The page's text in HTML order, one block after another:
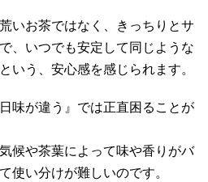
いお茶ではなく、きっちりとサ
、いつでも安定して同じような
いう、安心感を感じられます。
味が違う』では正直困ることが
候や茶葉によって味や香りがバ
使い分けが難しいのです。